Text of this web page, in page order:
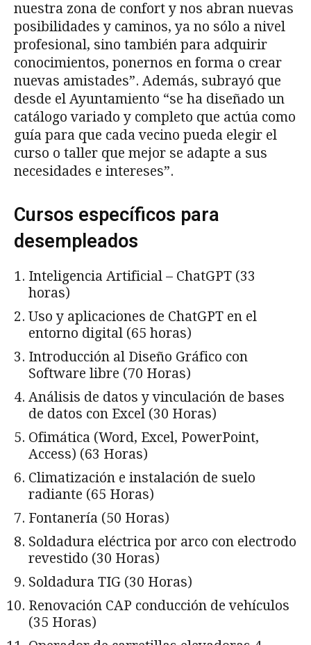
nuestra zona de confort y nos abran nuevas
posibilidades y caminos, ya no sólo a nivel
profesional, sino también para adquirir
conocimientos, ponernos en forma o crear
nuevas amistades”. Además, subrayó que
desde el Ayuntamiento “se ha diseñado un
catálogo variado y completo que actúa como
guía para que cada vecino pueda elegir el
curso o taller que mejor se adapte a sus
necesidades e intereses”.
Cursos específicos para
desempleados
Inteligencia Artificial – ChatGPT (33
horas)
Uso y aplicaciones de ChatGPT en el
entorno digital (65 horas)
Introducción al Diseño Gráfico con
Software libre (70 Horas)
Análisis de datos y vinculación de bases
de datos con Excel (30 Horas)
Ofimática (Word, Excel, PowerPoint,
Access) (63 Horas)
Climatización e instalación de suelo
radiante (65 Horas)
Fontanería (50 Horas)
Soldadura eléctrica por arco con electrodo
revestido (30 Horas)
Soldadura TIG (30 Horas)
Renovación CAP conducción de vehículos
(35 Horas)